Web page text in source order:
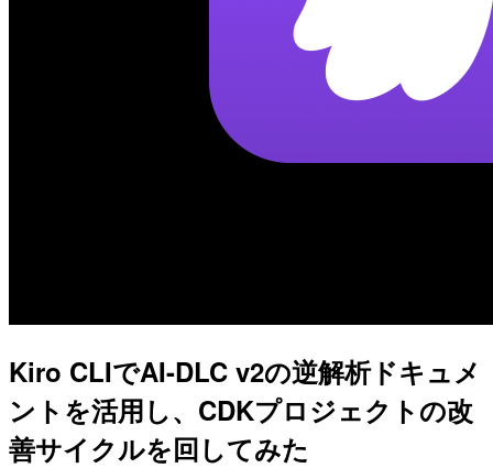
Kiro CLIでAI-DLC v2の逆解析ドキュメ
ントを活用し、CDKプロジェクトの改
善サイクルを回してみた